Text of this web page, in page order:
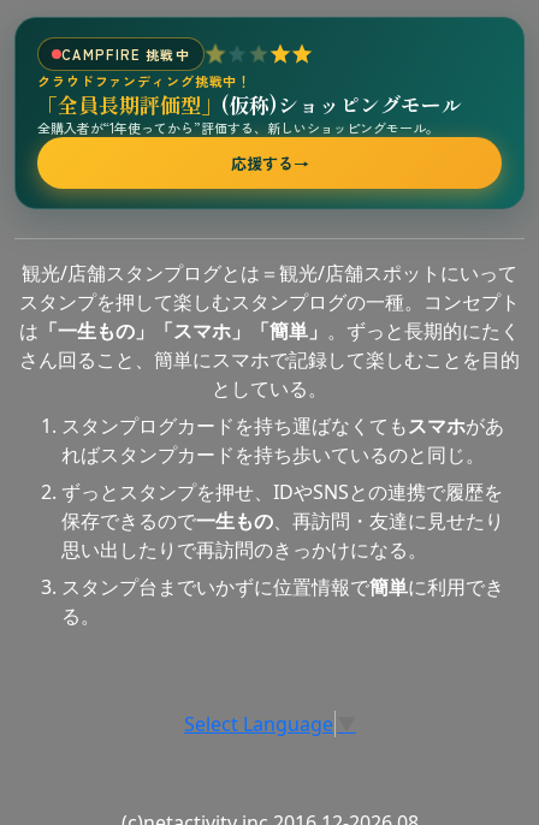
CAMPFIRE 挑戦中
クラウドファンディング挑戦中！
「全員長期評価型」 (仮称)ショッピングモール
全購入者が“1年使ってから”評価する、新しいショッピングモール。
応援する→
観光/店舗スタンプログとは＝観光/店舗スポットにいって
スタンプを押して楽しむスタンプログの一種。コンセプト
は 「一生もの」「スマホ」「簡単」 。ずっと長期的にたく
さん回ること、簡単にスマホで記録して楽しむことを目的
としている。
スタンプログカードを持ち運ばなくてもスマホがあ
ればスタンプカードを持ち歩いているのと同じ。
ずっとスタンプを押せ、IDやSNSとの連携で履歴を
保存できるので一生もの、再訪問・友達に見せたり
思い出したりで再訪問のきっかけになる。
スタンプ台までいかずに位置情報で簡単に利用でき
る。
Select Language